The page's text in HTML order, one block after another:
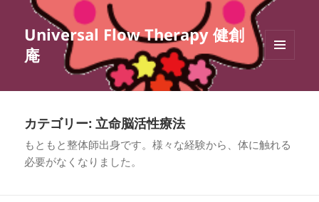
Universal Flow Therapy 健創
庵
ィジェ
カテゴリー:立命脳活性療法
もともと整体師出身です。様々な経験から、体に触れる
必要がなくなりました。